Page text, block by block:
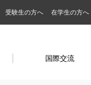
国際交流
受験生の方へ 在学生の方へ